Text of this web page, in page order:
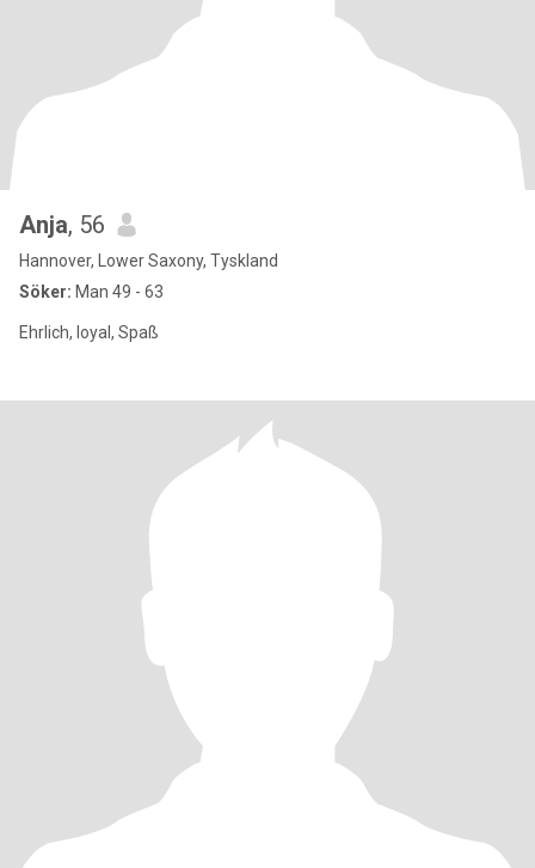
Anja, 56
Hannover, Lower Saxony, Tyskland
Söker: Man 49 - 63
Ehrlich, loyal, Spaß